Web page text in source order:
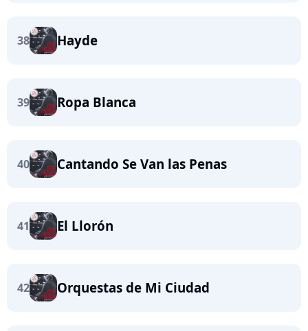
38 Hayde
39 Ropa Blanca
40 Cantando Se Van las Penas
41 El Llorón
42 Orquestas de Mi Ciudad